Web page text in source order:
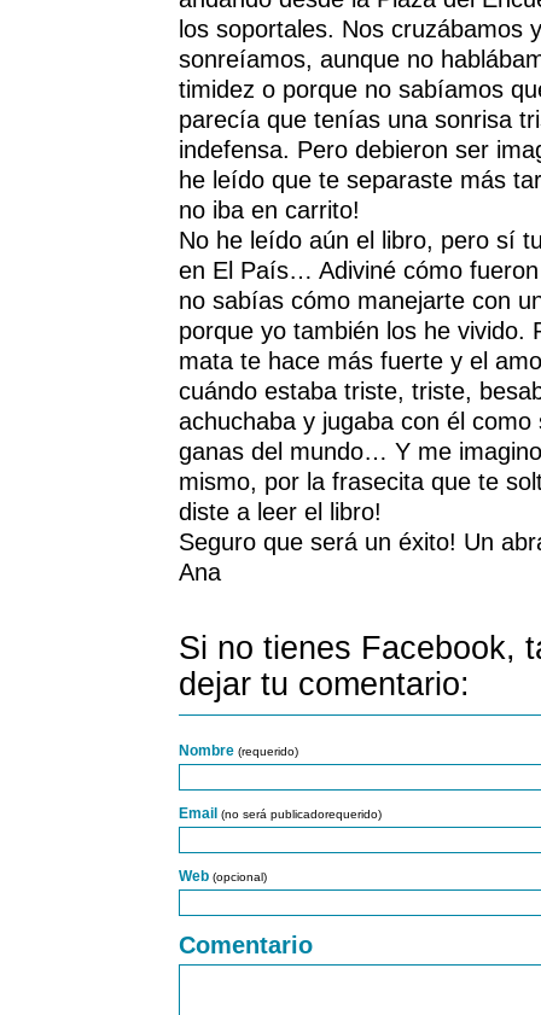
los soportales. Nos cruzábamos
sonreíamos, aunque no
timidez o porque no sabíamos
parecía que tenías una sonrisa
indefensa. Pero debieron ser
he leído que te separaste más
no iba en carrito!
No he leído aún el libro, pero sí
en El País… Adiviné cómo
no sabías cómo manejarte con
porque yo también los he vivido.
mata te hace más fuerte y el
cuándo estaba triste, triste,
achuchaba y jugaba con él
ganas del mundo… Y me
mismo, por la frasecita que te
diste a leer el libro!
Seguro que será un éxito! Un
Ana
Si no tienes Facebook,
dejar tu comentario:
Nombre (requerido)
Email (no será publicadorequerido)
Web (opcional)
Comentario